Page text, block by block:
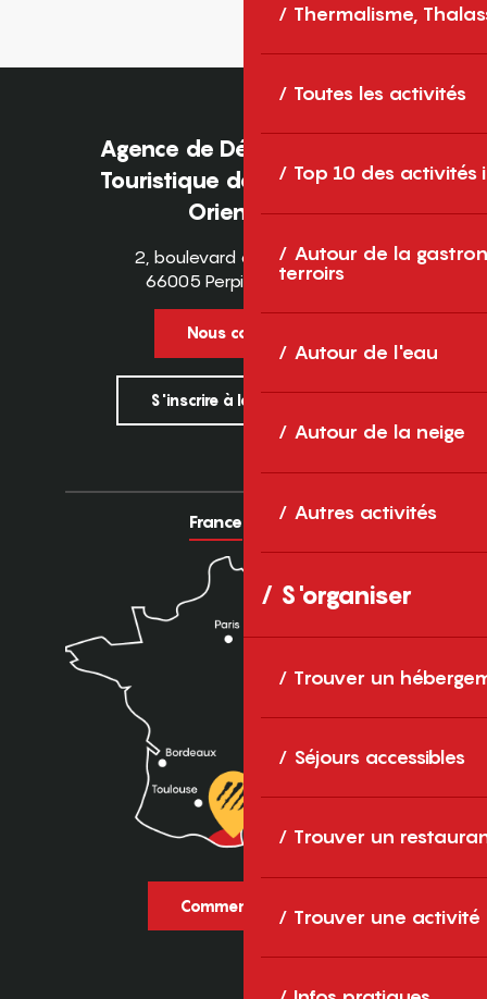
Thermalisme,
Toutes les activités
Top 10 des activités
Autour de la
terroirs
Autour de l'eau
Autour de la neige
Autres activités
S'organiser
Trouver un
Séjours accessibles
Trouver un
Trouver une activité
Agence de Développement
Touristique des Pyrénées-
Orientales
2, boulevard des Pyrénées
66005 Perpignan Cedex
Nous contacter
S'inscrire à la newsletter
France Europe
Comment venir ?